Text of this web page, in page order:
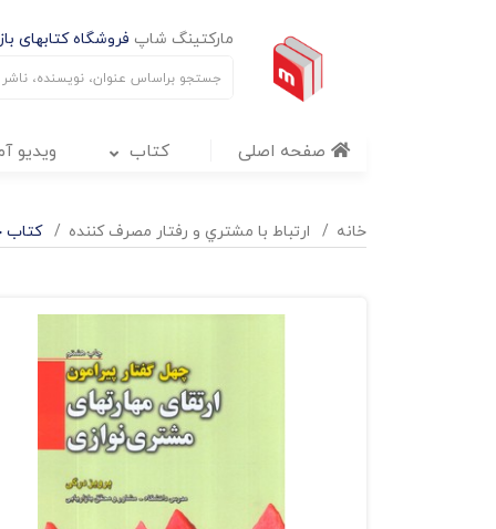
مارکتینگ شاپ فروشگاه کتابهای
صفحه اصلی کتاب ویدیو
خانه ارتباط با مشتري و رفتار مصرف کننده کتاب